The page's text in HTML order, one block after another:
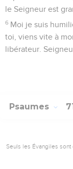
le Seigneur est
6 Moi je suis
toi, viens vite à
libérateur.
Psaumes
Seuls les Évangiles